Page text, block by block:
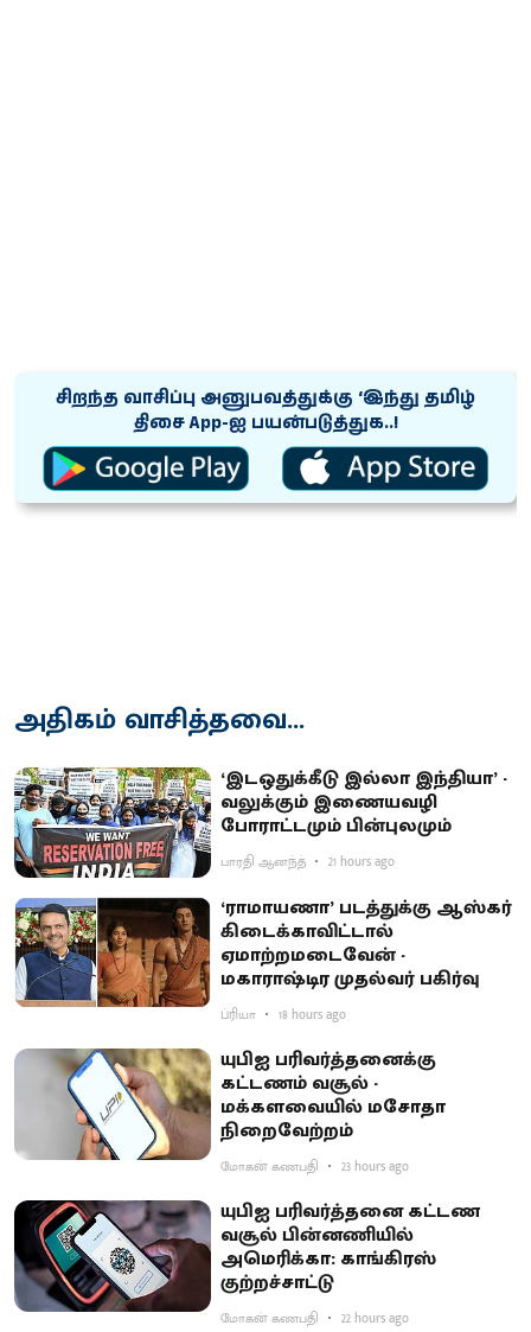
சிறந்த வாசிப்பு அனுபவத்துக்கு ‘இந்து தமிழ்
திசை App-ஐ பயன்படுத்துக..!
அதிகம் வாசித்தவை...
‘இடஒதுக்கீடு இல்லா இந்தியா’ -
வலுக்கும் இணையவழி
போராட்டமும் பின்புலமும்
பாரதி ஆனந்த் 21 hours ago
‘ராமாயணா’ படத்துக்கு ஆஸ்கர்
கிடைக்காவிட்டால்
ஏமாற்றமடைவேன் -
மகாராஷ்டிர முதல்வர் பகிர்வு
ப்ரியா 18 hours ago
யுபிஐ பரிவர்த்தனைக்கு
கட்டணம் வசூல் -
மக்களவையில் மசோதா
நிறைவேற்றம்
மோகன் கணபதி 23 hours ago
யுபிஐ பரிவர்த்தனை கட்டண
வசூல் பின்னணியில்
அமெரிக்கா: காங்கிரஸ்
குற்றச்சாட்டு
மோகன் கணபதி 22 hours ago